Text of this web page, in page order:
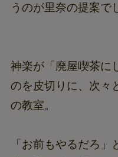
うのが里奈の提案で
神楽が「廃屋喫茶に
のを皮切りに、次々
の教室。
「お前もやるだろ